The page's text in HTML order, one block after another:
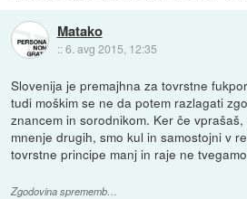
Matako
::6. avg 2015, 12:35
Slovenija je premajhna za tovrstne
tudi moškim se ne da potem razlagati
znancem in sorodnikom. Ker če
mnenje drugih, smo kul in samostojni v
tovrstne principe manj in raje ne
Zgodovina sprememb…